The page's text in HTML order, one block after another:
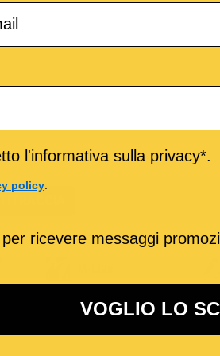
l'informativa sulla privacy*.
policy
ricevere messaggi
VOGLIO LO